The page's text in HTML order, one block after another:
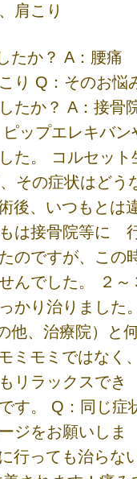
肩こり
たか？ A：腰痛
り Q：そのお悩
たか？ A：接骨
ップエレキバン
た。 コルセット
その症状はどう
後、いつもとは
もは接骨院等に
のですが、この
んでした。 ２～
かり治りました
他、治療院）と
ミモミではなく
もリラックスで
す。 Q：同じ症
ジをお願いしま
行っても治らな